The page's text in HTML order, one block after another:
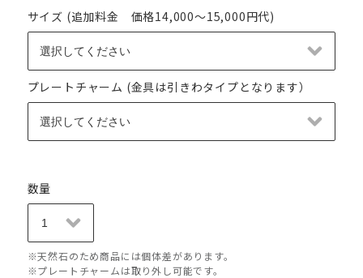
サイズ (追加料金 価格14,000～15,000円代)
プレートチャーム (金具は引きわタイプとなります）
数量
※天然石のため商品には個体差があります。
※プレートチャームは取り外し可能です。